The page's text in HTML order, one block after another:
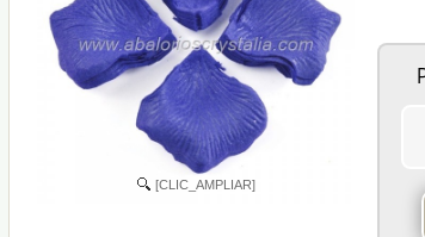
[CLIC_AMPLIAR]